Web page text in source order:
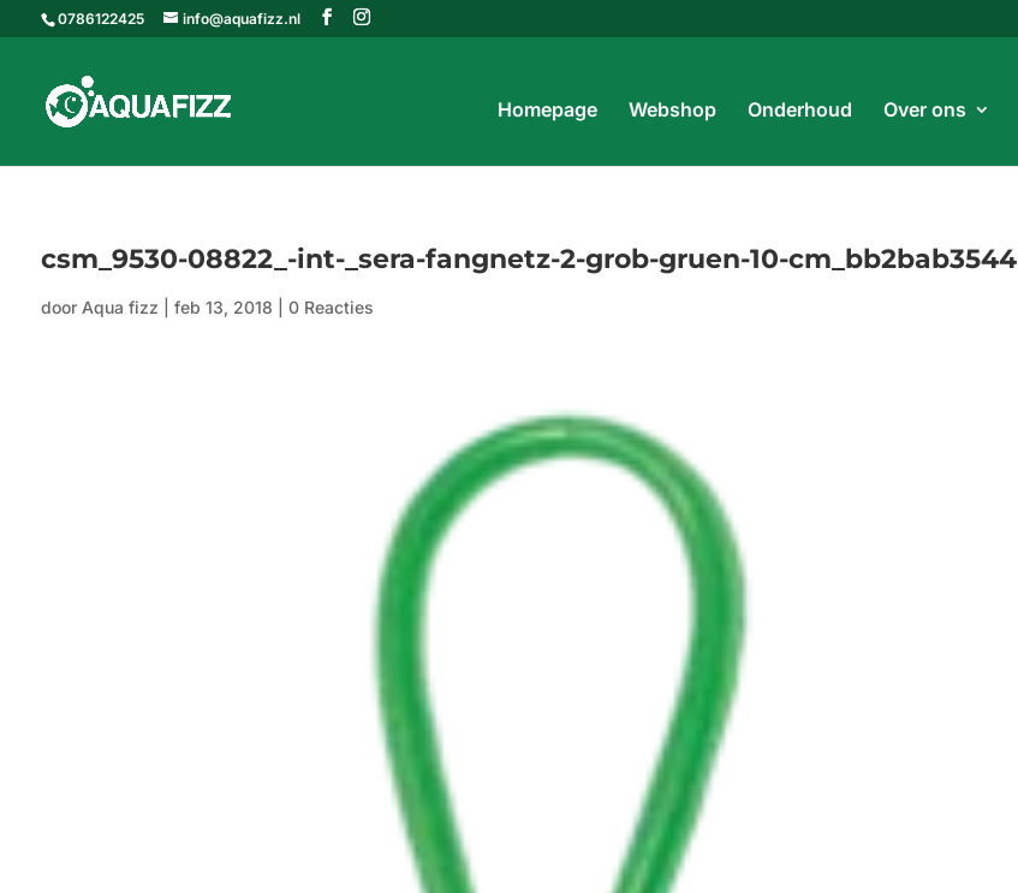
0786122425 info@aquafizz.nl
Homepage Webshop Onderhoud Over ons
csm_9530-08822_-int-_sera-fangnetz-2-grob-gruen-10-cm_bb2bab3544
door Aqua fizz feb 13, 2018 0 Reacties